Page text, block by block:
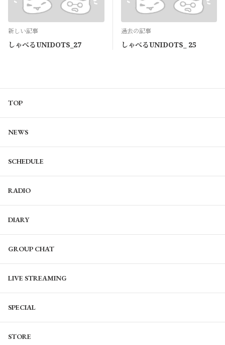
新しい記事
しゃべるUNIDOTS_27
過去の記事
しゃべるUNIDOTS_ 25
TOP
NEWS
SCHEDULE
RADIO
DIARY
GROUP CHAT
LIVE STREAMING
SPECIAL
STORE